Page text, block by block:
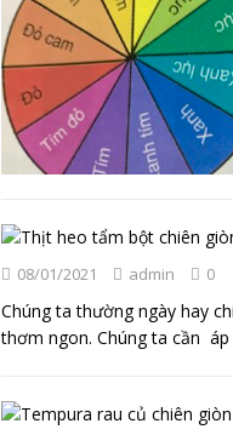
08/01/2021 admin 0
Chúng ta thường ngày hay
thơm ngon. Chúng ta cần áp